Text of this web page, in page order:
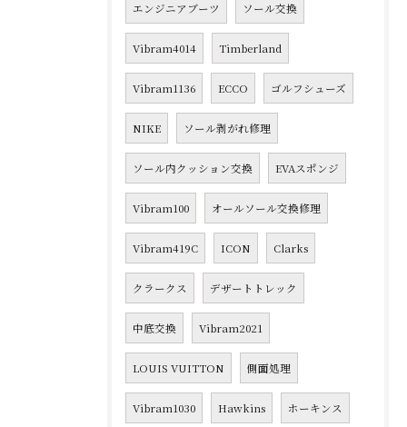
エンジニアブーツ ソール交換
Vibram4014 Timberland
Vibram1136 ECCO ゴルフシューズ
NIKE ソール剥がれ修理
ソール内クッション交換 EVAスポンジ
Vibram100 オールソール交換修理
Vibram419C ICON Clarks
クラークス デザートトレック
中底交換 Vibram2021
LOUIS VUITTON 側面処理
Vibram1030 Hawkins ホーキンス